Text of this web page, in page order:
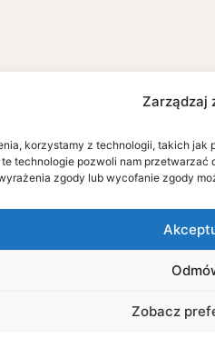
Zarządzaj
korzystamy z technologii, takich
technologie pozwoli nam
zgody lub wycofanie zgody
Zobacz